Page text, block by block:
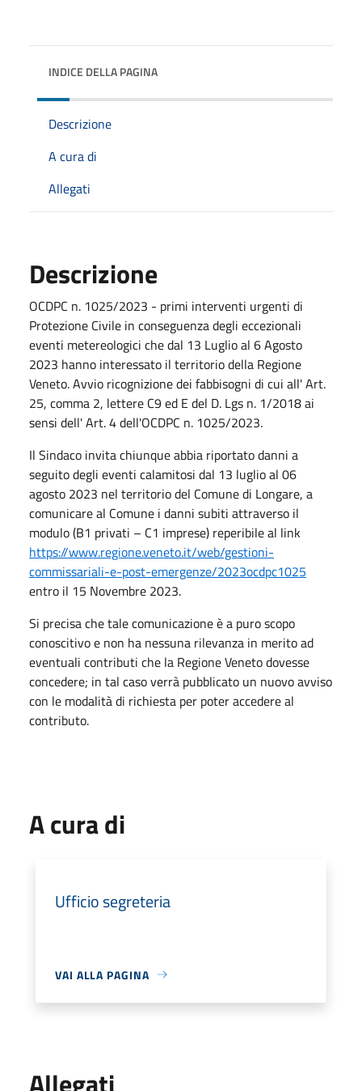
INDICE DELLA PAGINA
Descrizione
A cura di
Allegati
Descrizione
OCDPC n. 1025/2023 - primi interventi urgenti di
Protezione Civile in conseguenza degli eccezionali
eventi metereologici che dal 13 Luglio al 6 Agosto
2023 hanno interessato il territorio della Regione
Veneto. Avvio ricognizione dei fabbisogni di cui all' Art.
25, comma 2, lettere C9 ed E del D. Lgs n. 1/2018 ai
sensi dell' Art. 4 dell'OCDPC n. 1025/2023.
Il Sindaco invita chiunque abbia riportato danni a
seguito degli eventi calamitosi dal 13 luglio al 06
agosto 2023 nel territorio del Comune di Longare, a
comunicare al Comune i danni subiti attraverso il
modulo (B1 privati – C1 imprese) reperibile al link
https://www.regione.veneto.it/web/gestioni-
commissariali-e-post-emergenze/2023ocdpc1025
entro il 15 Novembre 2023.
Si precisa che tale comunicazione è a puro scopo
conoscitivo e non ha nessuna rilevanza in merito ad
eventuali contributi che la Regione Veneto dovesse
concedere; in tal caso verrà pubblicato un nuovo avviso
con le modalità di richiesta per poter accedere al
contributo.
A cura di
Ufficio segreteria
VAI ALLA PAGINA